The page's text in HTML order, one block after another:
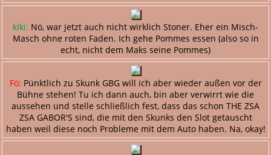
kiki: Nö, war jetzt auch nicht wirklich Stoner. Eher ein Misch-
Masch ohne roten Faden. Ich gehe Pommes essen (also so in
echt, nicht dem Maks seine Pommes)
Fö: Pünktlich zu Skunk GBG will ich aber wieder außen vor der
Bühne stehen! Tu ich dann auch, bin aber verwirrt wie die
aussehen und stelle schließlich fest, dass das schon THE ZSA
ZSA GABOR'S sind, die mit den Skunks den Slot getauscht
haben weil diese noch Probleme mit dem Auto haben. Na, okay!